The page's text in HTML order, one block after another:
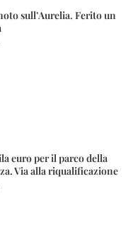
sull’Aurelia. Ferito un
euro per il parco della
Via alla riqualificazione